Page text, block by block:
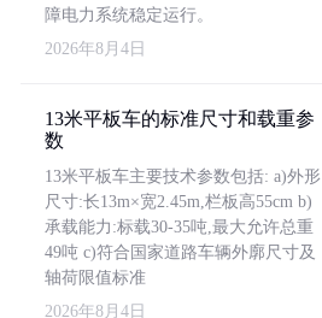
障电力系统稳定运行。
2026年8月4日
13米平板车的标准尺寸和载重参
数
13米平板车主要技术参数包括: a)外形
尺寸:长13m×宽2.45m,栏板高55cm b)
承载能力:标载30-35吨,最大允许总重
49吨 c)符合国家道路车辆外廓尺寸及
轴荷限值标准
2026年8月4日